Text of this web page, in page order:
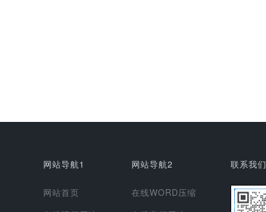
网站导航1
网站首页
网站导航2
在线WORD压缩
联系我们